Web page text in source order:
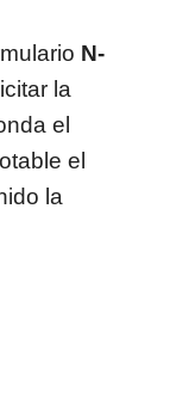
N-
la
el
el
la